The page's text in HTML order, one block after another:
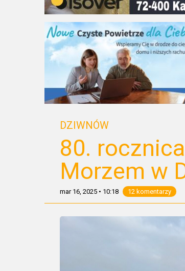
DZIWNÓW
80.
Morzem w
mar 16, 2025 • 10:18 12 komentarzy